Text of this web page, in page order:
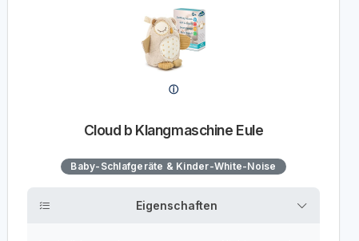
Cloud b Klangmaschine Eule
Baby-Schlafgeräte & Kinder-White-Noise
Eigenschaften